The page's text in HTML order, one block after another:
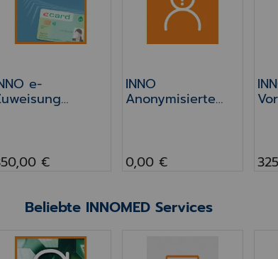
e-
€
INNO
Anonymisierte
0,00 €
Beliebte INNOMED Services
INNO CGM PRAXISARCHIV Update (FW)